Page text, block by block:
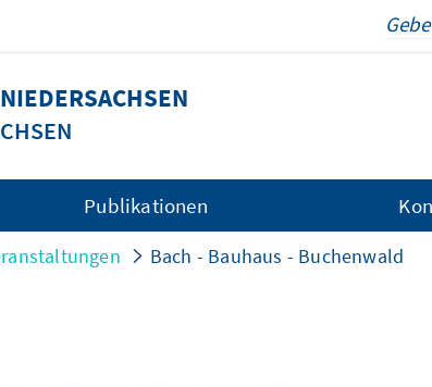
Publikationen
Bach - Bauhaus - Buchenwald